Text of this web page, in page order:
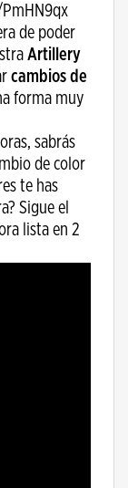
de poder
Artillery
cambios de
forma muy
sabrás
de color
te has
Sigue el
lista en 2